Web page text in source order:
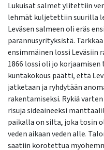
Lukuisat salmet ylitettiin
lehmät kuljetettiin suurilla
Leväsen salmeen oli eräs
parannusyrityksistä.
ensimmäinen lossi Leväsiin
1866 lossi oli jo korjaamisen
kuntakokous päätti, että
jatketaan ja ryhdytään
rakentamiseksi. Rykiä
risuja sideaineeksi
paikalla on silta, joka tosin
veden aikaan veden alle.
saatiin korotettua